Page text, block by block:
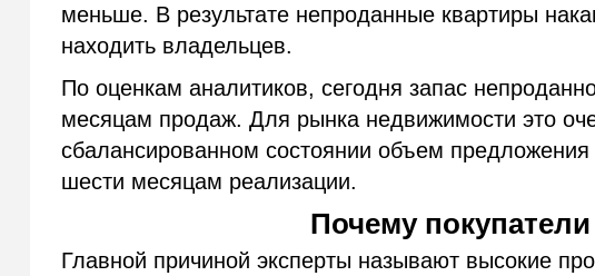
меньше. В результате непроданные квартиры
находить владельцев.
По оценкам аналитиков, сегодня запас
месяцам продаж. Для рынка недвижимости это
сбалансированном состоянии объем
шести месяцам реализации.
Почему
Главной причиной эксперты называют высокие